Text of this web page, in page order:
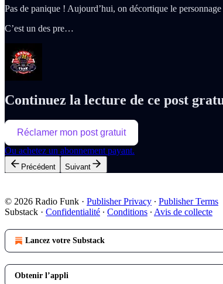
Pas de panique ! Aujourd’hui, on décortique le
C’est un des pre…
Continuez la lecture de ce post
Réclamer mon post gratuit
Ou achetez un abonnement payant.
Précédent Suivant
© 2026 Radio Funk · Publisher Privacy ∙ Publisher Terms
Substack · Confidentialité ∙ Conditions ∙ Avis de collecte
Lancez votre Substack
Obtenir l’appli